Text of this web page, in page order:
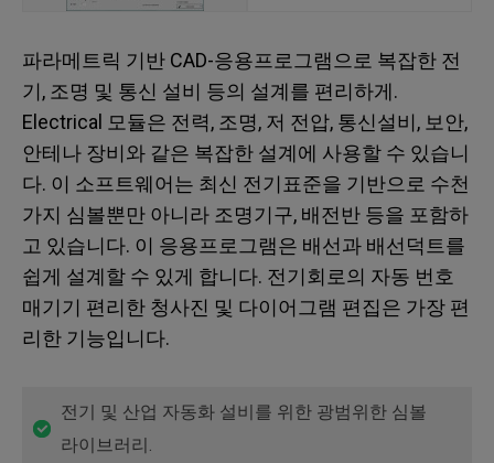
파라메트릭 기반 CAD-응용프로그램으로 복잡한 전
기, 조명 및 통신 설비 등의 설계를 편리하게.
Electrical 모듈은 전력, 조명, 저 전압, 통신설비, 보안,
안테나 장비와 같은 복잡한 설계에 사용할 수 있습니
다. 이 소프트웨어는 최신 전기표준을 기반으로 수천
가지 심볼뿐만 아니라 조명기구, 배전반 등을 포함하
고 있습니다. 이 응용프로그램은 배선과 배선덕트를
쉽게 설계할 수 있게 합니다. 전기회로의 자동 번호
매기기 편리한 청사진 및 다이어그램 편집은 가장 편
리한 기능입니다.
전기 및 산업 자동화 설비를 위한 광범위한 심볼
라이브러리.